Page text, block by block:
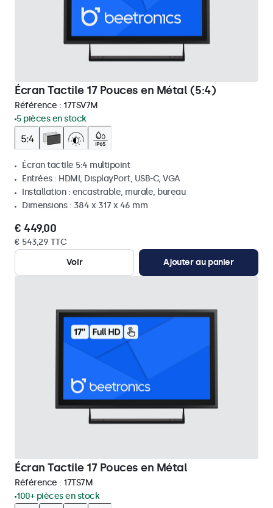
Écran Tactile 17 Pouces en Métal (5:4)
Référence : 17TSV7M
5 pièces en stock
Écran tactile 5:4 multipoint
Entrées : HDMI, DisplayPort, USB-C, VGA
Installation : encastrable, murale, bureau
Dimensions : 384 x 317 x 46 mm
€ 449,00
€ 543,29 TTC
Voir
Ajouter au panier
Écran Tactile 17 Pouces en Métal
Référence : 17TS7M
100+ pièces en stock